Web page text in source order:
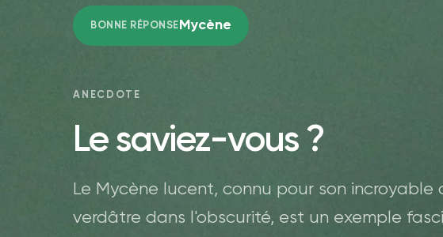
BONNE RÉPONSE Mycène
ANECDOTE
Le saviez-vous ?
Le Mycène lucent, connu pour son
verdâtre dans l'obscurité, est un exemple